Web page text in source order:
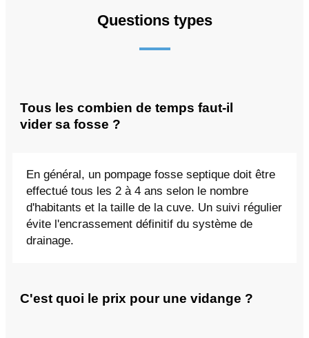
Questions types
Tous les combien de temps faut-il
vider sa fosse ?
En général, un pompage fosse septique doit être
effectué tous les 2 à 4 ans selon le nombre
d'habitants et la taille de la cuve. Un suivi régulier
évite l'encrassement définitif du système de
drainage.
C'est quoi le prix pour une vidange ?